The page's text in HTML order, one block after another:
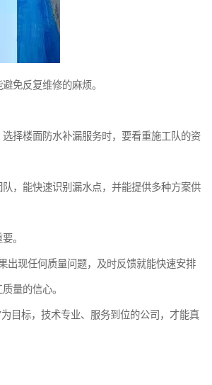
免反复维修的麻烦。
择楼面防水补漏服务时，要看重施工队的资
，能快速识别漏水点，并能提供多种方案供
。
出现任何质量问题，及时反馈就能快速安排
量的信心。
目标，技术专业、服务到位的公司，才能真